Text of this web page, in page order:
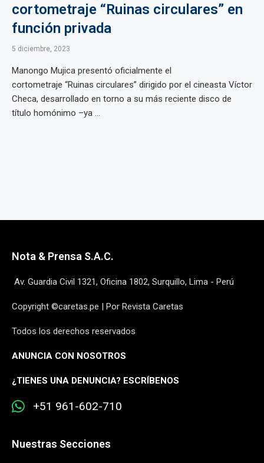
cortometraje “Ruinas circulares” en
función privada
5 diciembre, 2023
Manongo Mujica presentó oficialmente el
cortometraje “Ruinas circulares” dirigido por el cineasta Víctor
Checa, desarrollado en torno a su más reciente disco de
título homónimo –ya ...
Nota & Prensa S.A.C.
Av. Guardia Civil 1321, Oficina 1802, Surquillo, Lima - Perú
Copyright ©caretas.pe | Por Revista Caretas
Todos los derechos reservados
ANUNCIA CON NOSOTROS
¿TIENES UNA DENUNCIA? ESCRÍBENOS
+51 961-602-710
Nuestras Secciones